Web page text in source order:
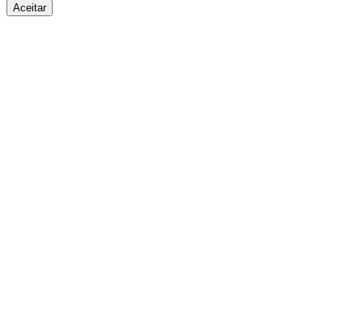
Aceitar